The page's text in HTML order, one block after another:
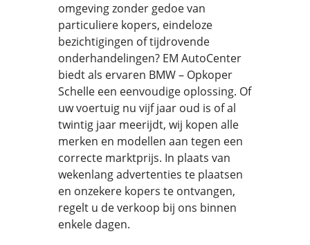
omgeving zonder gedoe van
particuliere kopers, eindeloze
bezichtigingen of tijdrovende
onderhandelingen? EM AutoCenter
biedt als ervaren BMW – Opkoper
Schelle een eenvoudige oplossing. Of
uw voertuig nu vijf jaar oud is of al
twintig jaar meerijdt, wij kopen alle
merken en modellen aan tegen een
correcte marktprijs. In plaats van
wekenlang advertenties te plaatsen
en onzekere kopers te ontvangen,
regelt u de verkoop bij ons binnen
enkele dagen.